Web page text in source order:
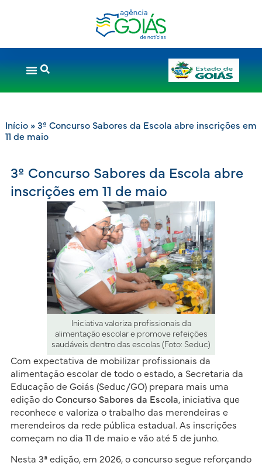
Início» 3º Concurso Sabores da Escola abre inscrições em
11 de maio
3º Concurso Sabores da Escola abre
inscrições em 11 de maio
Iniciativa valoriza profissionais da
alimentação escolar e promove refeições
saudáveis dentro das escolas (Foto: Seduc)
Com expectativa de mobilizar profissionais da
alimentação escolar de todo o estado, a Secretaria da
Educação de Goiás (Seduc/GO) prepara mais uma
edição do Concurso Sabores da Escola, iniciativa que
reconhece e valoriza o trabalho das merendeiras e
merendeiros da rede pública estadual. As inscrições
começam no dia 11 de maio e vão até 5 de junho.
Nesta 3ª edição, em 2026, o concurso segue reforçando